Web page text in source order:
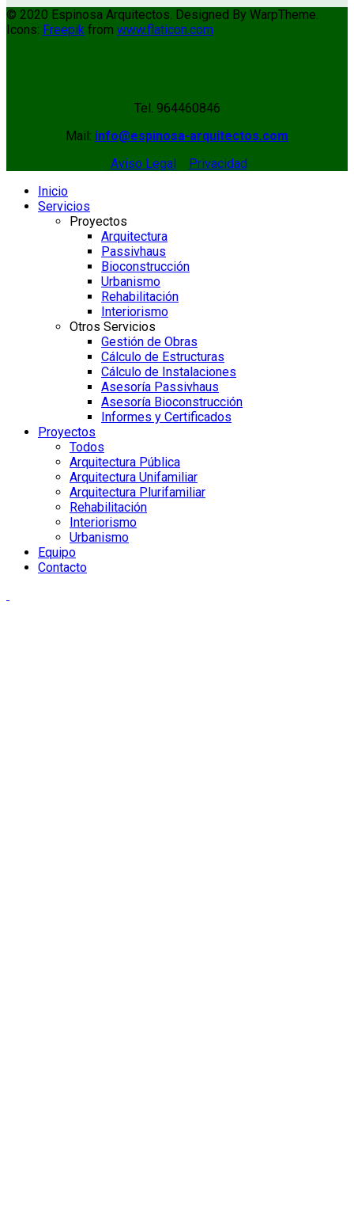
© 2020 Espinosa Arquitectos. Designed By WarpTheme.
Icons: Freepik from www.flaticon.com
Tel. 964460846
Mail: info@espinosa-arquitectos.com
Aviso Legal
Privacidad
Inicio
Servicios
Proyectos
Arquitectura
Passivhaus
Bioconstrucción
Urbanismo
Rehabilitación
Interiorismo
Otros Servicios
Gestión de Obras
Cálculo de Estructuras
Cálculo de Instalaciones
Asesoría Passivhaus
Asesoría Bioconstrucción
Informes y Certificados
Proyectos
Todos
Arquitectura Pública
Arquitectura Unifamiliar
Arquitectura Plurifamiliar
Rehabilitación
Interiorismo
Urbanismo
Equipo
Contacto